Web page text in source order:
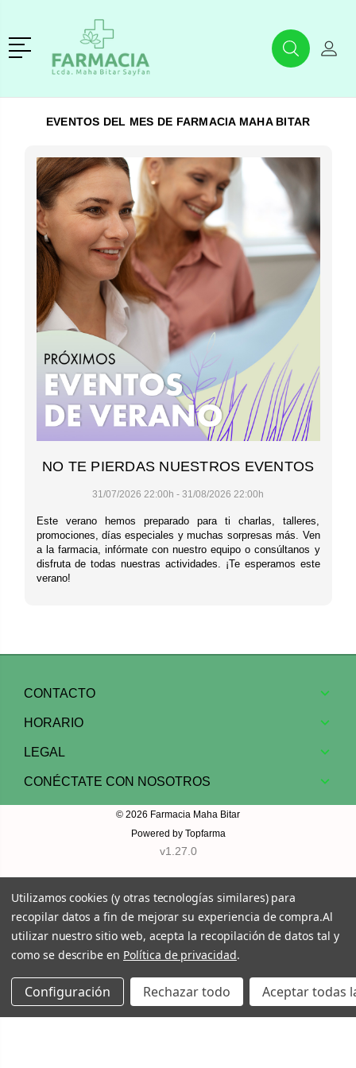
Menú
BuscarMi
EVENTOS DEL MES DE FARMACIA MAHA BITAR
NO TE PIERDAS NUESTROS EVENTOS
31/07/2026 22:00h - 31/08/2026 22:00h
Este verano hemos preparado para ti charlas, talleres,
promociones, días especiales y muchas sorpresas más. Ven
a la farmacia, infórmate con nuestro equipo o consúltanos y
disfruta de todas nuestras actividades. ¡Te esperamos este
verano!
CONTACTO
HORARIO
LEGAL
CONÉCTATE CON NOSOTROS
© 2026 Farmacia Maha Bitar
Powered by Topfarma
v1.27.0
Utilizamos cookies (y otras tecnologías similares) para
recopilar datos a fin de mejorar su experiencia de compra.Al
utilizar nuestro sitio web, acepta la recopilación de datos tal y
como se describe en Política de privacidad.
Configuración Rechazar todo Aceptar todas